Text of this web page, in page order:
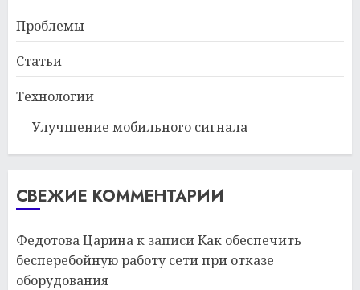
Проблемы
Статьи
Технологии
Улучшение мобильного сигнала
СВЕЖИЕ КОММЕНТАРИИ
Федотова Царинак записиКак обеспечить
бесперебойную работу сети при отказе
оборудования